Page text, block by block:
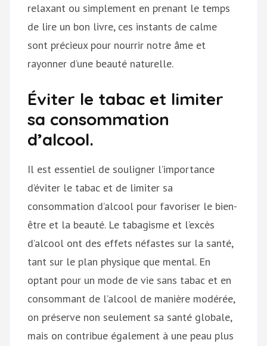
relaxant ou simplement en prenant le temps
de lire un bon livre, ces instants de calme
sont précieux pour nourrir notre âme et
rayonner d’une beauté naturelle.
Éviter le tabac et limiter
sa consommation
d’alcool.
Il est essentiel de souligner l’importance
d’éviter le tabac et de limiter sa
consommation d’alcool pour favoriser le bien-
être et la beauté. Le tabagisme et l’excès
d’alcool ont des effets néfastes sur la santé,
tant sur le plan physique que mental. En
optant pour un mode de vie sans tabac et en
consommant de l’alcool de manière modérée,
on préserve non seulement sa santé globale,
mais on contribue également à une peau plus